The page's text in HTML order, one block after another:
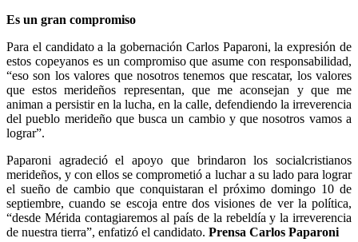
Es un gran compromiso
Para el candidato a la gobernación Carlos Paparoni, la expresión de
estos copeyanos es un compromiso que asume con responsabilidad,
“eso son los valores que nosotros tenemos que rescatar, los valores
que estos merideños representan, que me aconsejan y que me
animan a persistir en la lucha, en la calle, defendiendo la irreverencia
del pueblo merideño que busca un cambio y que nosotros vamos a
lograr”.
Paparoni agradeció el apoyo que brindaron los socialcristianos
merideños, y con ellos se comprometió a luchar a su lado para lograr
el sueño de cambio que conquistaran el próximo domingo 10 de
septiembre, cuando se escoja entre dos visiones de ver la política,
“desde Mérida contagiaremos al país de la rebeldía y la irreverencia
de nuestra tierra”, enfatizó el candidato. Prensa Carlos Paparoni